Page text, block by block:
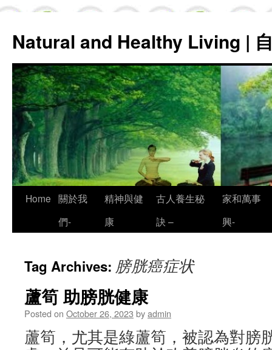
Natural and Healthy Living |
Skip
Home 關於我
們-
精神與健
康
古人養生秘
訣 –
家和萬事
興-
Tag Archives: 膀胱癌症状
蘆筍 助膀胱健康
Posted on October 26, 2023 byadmin
蘆筍，尤其是綠蘆筍，被認為對膀